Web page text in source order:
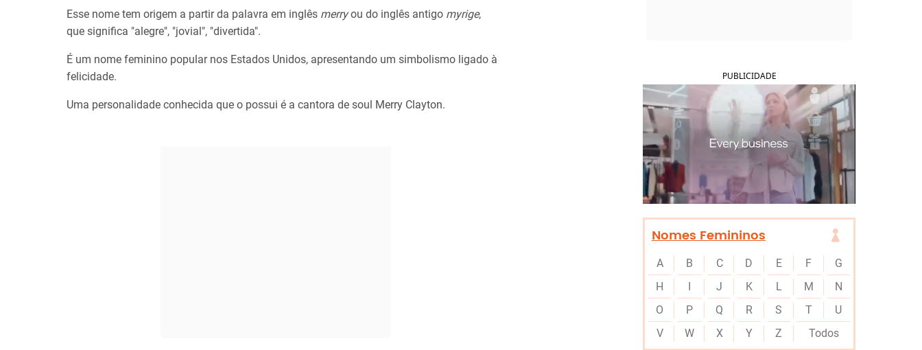
Esse nome tem origem a partir da palavra em inglês merryou do inglês antigo myrige,
que significa "alegre", "jovial", "divertida".
É um nome feminino popular nos Estados Unidos, apresentando um simbolismo ligado à
felicidade.
Uma personalidade conhecida que o possui é a cantora de soul Merry Clayton.
PUBLICIDADE
Nomes Femininos
A B C D E F
G
H
I J K L M
N
O
P Q R S T
U
V
W X Y Z Todos